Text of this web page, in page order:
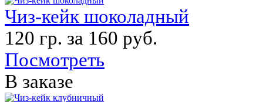
Чиз-кейк шоколадный
120 гр. за 160 руб.
Посмотреть
В заказе